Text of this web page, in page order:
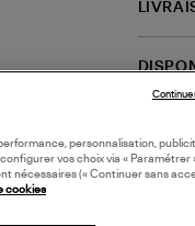
personnalisation,
vos choix via « Paramétrer
nécessaires (« Continuer sans
cookies